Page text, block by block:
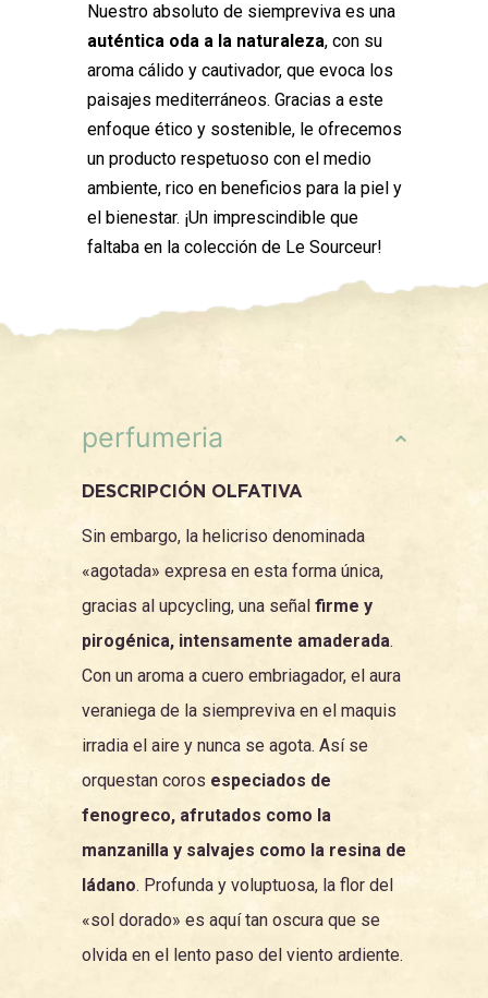
Nuestro absoluto de siempreviva es una
auténtica oda a la naturaleza, con su
aroma cálido y cautivador, que evoca los
paisajes mediterráneos. Gracias a este
enfoque ético y sostenible, le ofrecemos
un producto respetuoso con el medio
ambiente, rico en beneficios para la piel y
el bienestar. ¡Un imprescindible que
faltaba en la colección de Le Sourceur!
perfumeria
DESCRIPCIÓN OLFATIVA
Sin embargo, la helicriso denominada
«agotada» expresa en esta forma única,
gracias al upcycling, una señal firme y
pirogénica, intensamente amaderada.
Con un aroma a cuero embriagador, el aura
veraniega de la siempreviva en el maquis
irradia el aire y nunca se agota. Así se
orquestan coros especiados de
fenogreco, afrutados como la
manzanilla y salvajes como la resina de
ládano. Profunda y voluptuosa, la flor del
«sol dorado» es aquí tan oscura que se
olvida en el lento paso del viento ardiente.